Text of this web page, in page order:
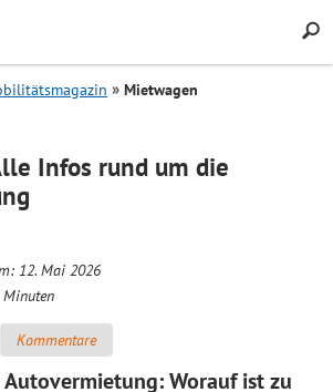
Search
Mietwagen
Infos rund um die
12. Mai 2026
Minuten
Kommentare
Worauf ist zu